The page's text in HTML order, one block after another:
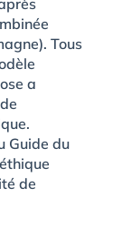
Tous
a
Guide du
de